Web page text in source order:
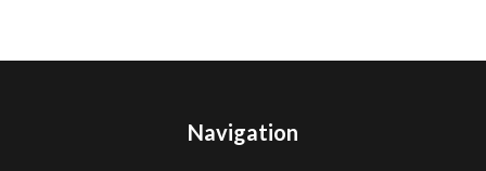
Navigation